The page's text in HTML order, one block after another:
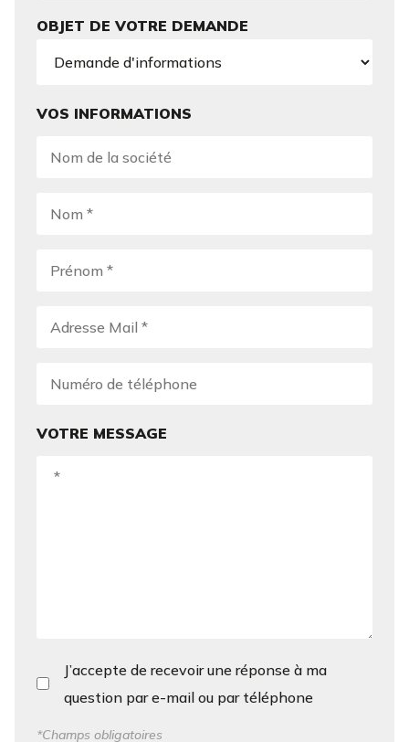
OBJET DE VOTRE DEMANDE
VOS INFORMATIONS
VOTRE MESSAGE
J’accepte de recevoir une réponse à ma
question par e-mail ou par téléphone
*Champs obligatoires